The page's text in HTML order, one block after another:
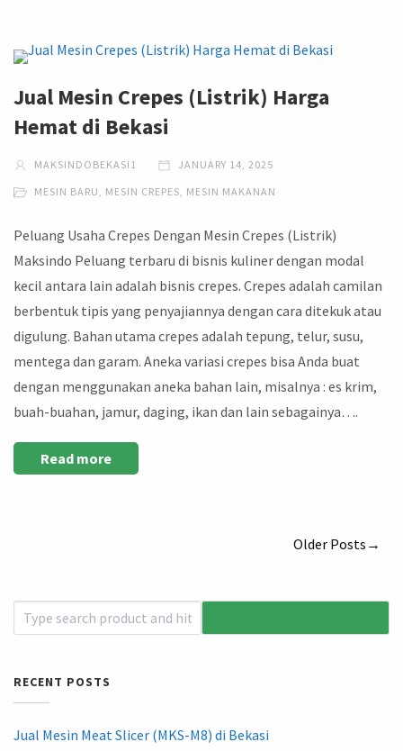
Jual Mesin Crepes (Listrik) Harga
Hemat di Bekasi
MAKSINDOBEKASI1 JANUARY 14, 2025
MESIN BARU MESIN CREPES MESIN MAKANAN
Peluang Usaha Crepes Dengan Mesin Crepes (Listrik)
Maksindo Peluang terbaru di bisnis kuliner dengan modal
kecil antara lain adalah bisnis crepes. Crepes adalah camilan
berbentuk tipis yang penyajiannya dengan cara ditekuk atau
digulung. Bahan utama crepes adalah tepung, telur, susu,
mentega dan garam. Aneka variasi crepes bisa Anda buat
dengan menggunakan aneka bahan lain, misalnya : es krim,
buah-buahan, jamur, daging, ikan dan lain sebagainya….
Read more
Older Posts→
RECENT POSTS
Jual Mesin Meat Slicer (MKS-M8) di Bekasi